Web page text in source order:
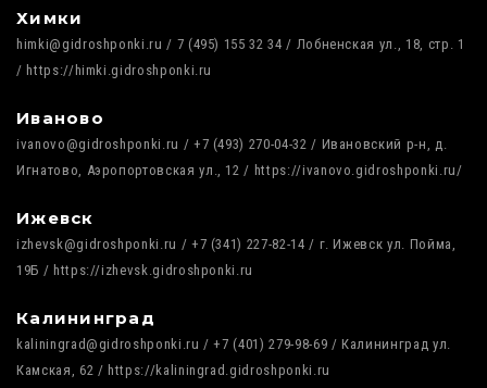
Химки
himki@gidroshponki.ru / 7 (495) 155 32 34 / Лобненская ул., 18, стр. 1
/ https://himki.gidroshponki.ru
Иваново
ivanovo@gidroshponki.ru / +7 (493) 270-04-32 / Ивановский р-н, д.
Игнатово, Аэропортовская ул., 12 / https://ivanovo.gidroshponki.ru/
Ижевск
izhevsk@gidroshponki.ru / +7 (341) 227-82-14 / г. Ижевск ул. Пойма,
19Б / https://izhevsk.gidroshponki.ru
Калининград
kaliningrad@gidroshponki.ru / +7 (401) 279-98-69 / Калининград ул.
Камская, 62 / https://kaliningrad.gidroshponki.ru